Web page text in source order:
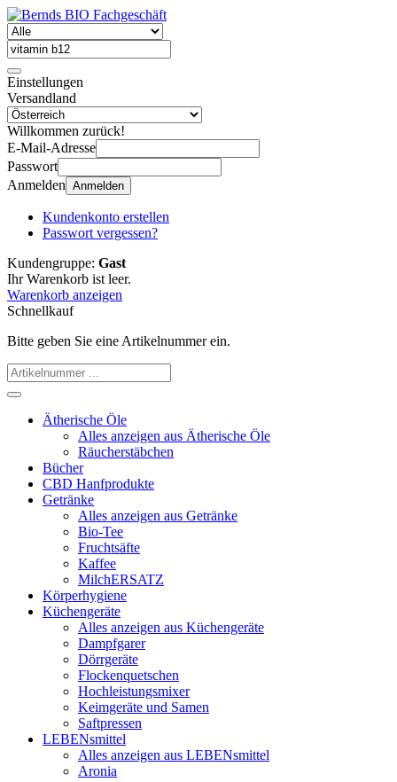
Einstellungen
Versandland
Willkommen zurück!
E-Mail-Adresse
Passwort
Anmelden Anmelden
Kundenkonto erstellen
Passwort vergessen?
Kundengruppe: Gast
Ihr Warenkorb ist leer.
Warenkorb anzeigen
Schnellkauf
Bitte geben Sie eine Artikelnummer ein.
Ätherische Öle
Alles anzeigen aus Ätherische Öle
Räucherstäbchen
Bücher
CBD Hanfprodukte
Getränke
Alles anzeigen aus Getränke
Bio-Tee
Fruchtsäfte
Kaffee
MilchERSATZ
Körperhygiene
Küchengeräte
Alles anzeigen aus Küchengeräte
Dampfgarer
Dörrgeräte
Flockenquetschen
Hochleistungsmixer
Keimgeräte und Samen
Saftpressen
LEBENsmittel
Alles anzeigen aus LEBENsmittel
Aronia